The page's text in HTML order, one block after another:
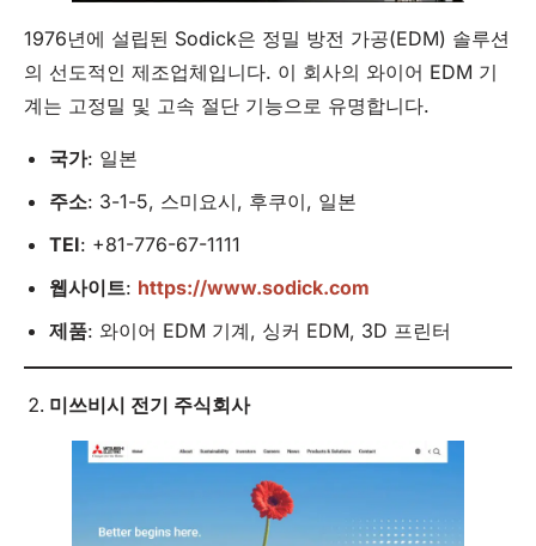
1976년에 설립된 Sodick은 정밀 방전 가공(EDM) 솔루션
의 선도적인 제조업체입니다. 이 회사의 와이어 EDM 기
계는 고정밀 및 고속 절단 기능으로 유명합니다.
국가: 일본
주소: 3-1-5, 스미요시, 후쿠이, 일본
TEI: +81-776-67-1111
웹사이트: https://www.sodick.com
제품: 와이어 EDM 기계, 싱커 EDM, 3D 프린터
미쓰비시 전기 주식회사